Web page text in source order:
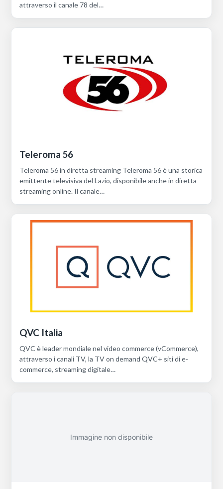
attraverso il canale 78 del…
Teleroma 56
Teleroma 56 in diretta streaming Teleroma 56 è una storica
emittente televisiva del Lazio, disponibile anche in diretta
streaming online. Il canale…
QVC Italia
QVC è leader mondiale nel video commerce (vCommerce),
attraverso i canali TV, la TV on demand QVC+ siti di e-
commerce, streaming digitale…
Immagine non disponibile